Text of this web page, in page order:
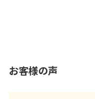
お客様の声